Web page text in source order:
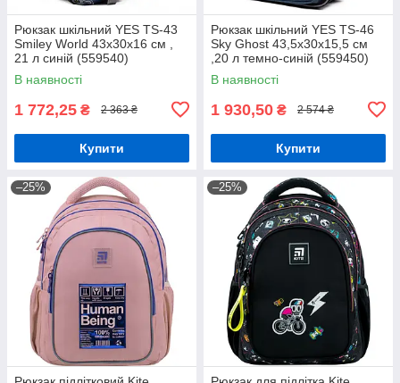
Рюкзак шкільний YES TS-43
Smiley World 43x30x16 см ,
21 л синій (559540)
В наявності
1 772,25 ₴ 2 363 ₴
Купити
Рюкзак шкільний YES TS-46
Sky Ghost 43,5x30x15,5 см
,20 л темно-синій (559450)
В наявності
1 930,50 ₴ 2 574 ₴
Купити
–25% –25%